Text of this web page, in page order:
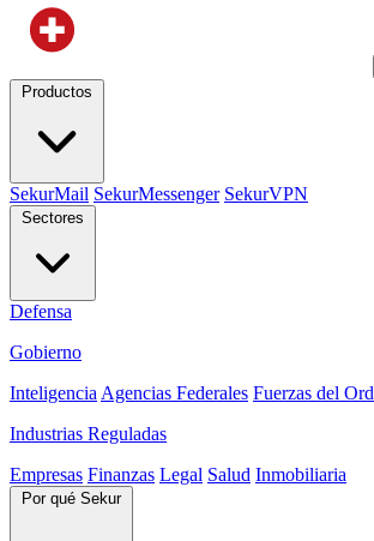
Productos
SekurMail SekurMessenger SekurVPN
Sectores
Defensa
Gobierno
Inteligencia Agencias Federales Fuerzas del
Industrias Reguladas
Empresas Finanzas Legal Salud Inmobiliaria
Por qué Sekur